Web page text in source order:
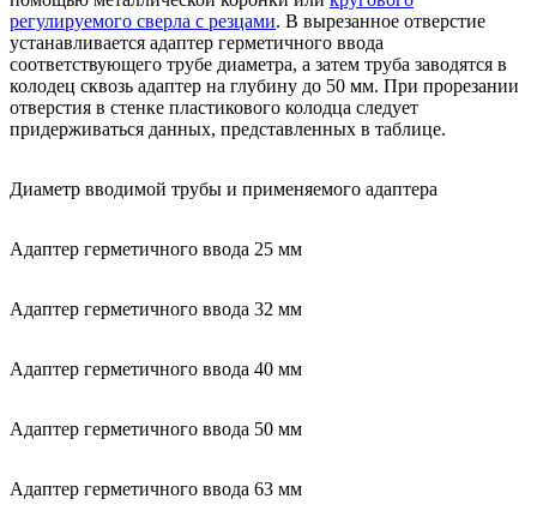
регулируемого сверла с резцами. В вырезанное отверстие
устанавливается адаптер герметичного ввода
соответствующего трубе диаметра, а затем труба заводятся в
колодец сквозь адаптер на глубину до 50 мм. При прорезании
отверстия в стенке пластикового колодца следует
придерживаться данных, представленных в таблице.
Диаметр вводимой трубы и применяемого адаптера
Адаптер герметичного ввода 25 мм
Адаптер герметичного ввода 32 мм
Адаптер герметичного ввода 40 мм
Адаптер герметичного ввода 50 мм
Адаптер герметичного ввода 63 мм